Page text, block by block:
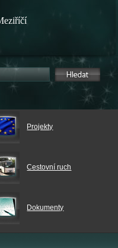
Projekty
Cestovní ruch
Dokumenty